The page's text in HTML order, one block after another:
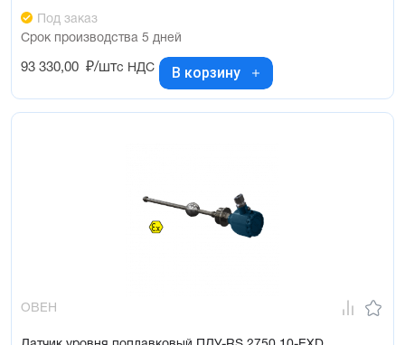
Под заказ
Срок производства 5 дней
93 330,00 ₽/штс НДС В корзину
ОВЕН